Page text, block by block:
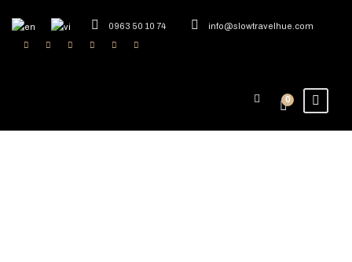
0963 50 10 74 info@slowtravelhue.com
0